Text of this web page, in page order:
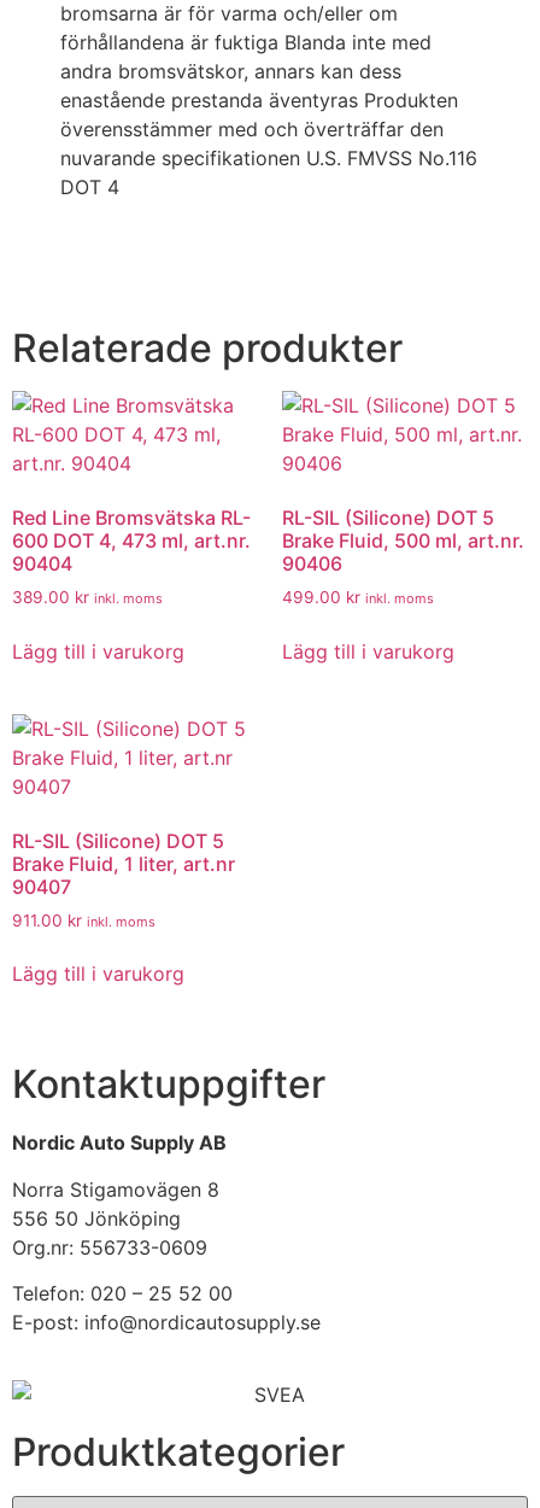
bromsarna är för varma och/eller om
förhållandena är fuktiga Blanda inte med
andra bromsvätskor, annars kan dess
enastående prestanda äventyras Produkten
överensstämmer med och överträffar den
nuvarande specifikationen U.S. FMVSS No.116
DOT 4
Relaterade produkter
Red Line Bromsvätska RL-
600 DOT 4, 473 ml, art.nr.
90404
389.00 kr inkl. moms
Lägg till i varukorg
RL-SIL (Silicone) DOT 5
Brake Fluid, 500 ml, art.nr.
90406
499.00 kr inkl. moms
Lägg till i varukorg
RL-SIL (Silicone) DOT 5
Brake Fluid, 1 liter, art.nr
90407
911.00 kr inkl. moms
Lägg till i varukorg
Kontaktuppgifter
Nordic Auto Supply AB
Norra Stigamovägen 8
556 50 Jönköping
Org.nr: 556733-0609
Telefon: 020 – 25 52 00
E-post: info@nordicautosupply.se
Produktkategorier